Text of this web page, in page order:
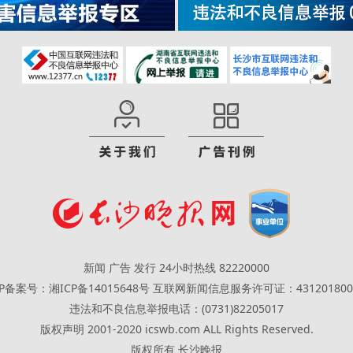
新闻 广告 发行 24小时热线 82220000
备案号：湘ICP备14015648号 互联网新闻信息服务许可证：
违法和不良信息举报电话：(0731)82205017
版权声明 2001-2020 icswb.com ALL Rights Reserved.
版权所有 长沙晚报